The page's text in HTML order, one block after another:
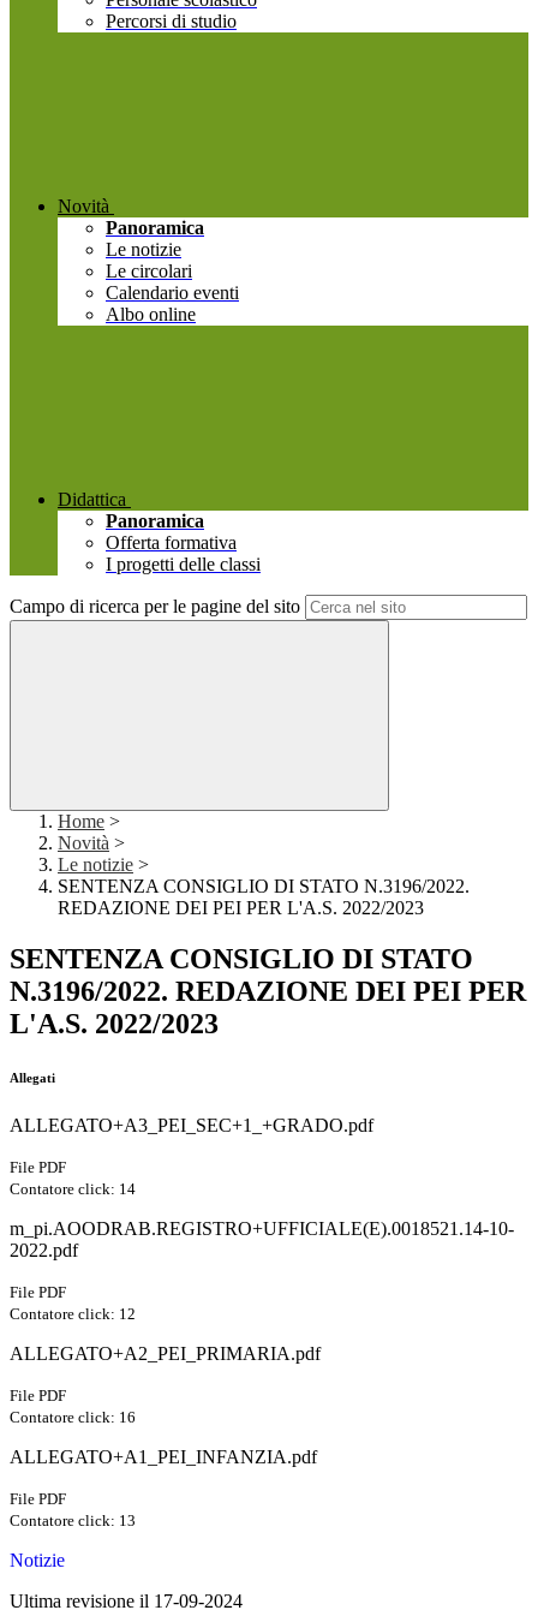
Percorsi di studio
Novità
Panoramica
Le notizie
Le circolari
Calendario eventi
Albo online
Didattica
Panoramica
Offerta formativa
I progetti delle classi
Campo di ricerca per le pagine del sito
Home >
Novità >
Le notizie >
SENTENZA CONSIGLIO DI STATO N.3196/2022.
REDAZIONE DEI PEI PER L'A.S. 2022/2023
SENTENZA CONSIGLIO DI STATO
N.3196/2022. REDAZIONE DEI PEI PER
L'A.S. 2022/2023
Allegati
ALLEGATO+A3_PEI_SEC+1_+GRADO.pdf
File PDF
Contatore click: 14
m_pi.AOODRAB.REGISTRO+UFFICIALE(E).0018521.14-10-
2022.pdf
File PDF
Contatore click: 12
ALLEGATO+A2_PEI_PRIMARIA.pdf
File PDF
Contatore click: 16
ALLEGATO+A1_PEI_INFANZIA.pdf
File PDF
Contatore click: 13
Notizie
Ultima revisione il 17-09-2024